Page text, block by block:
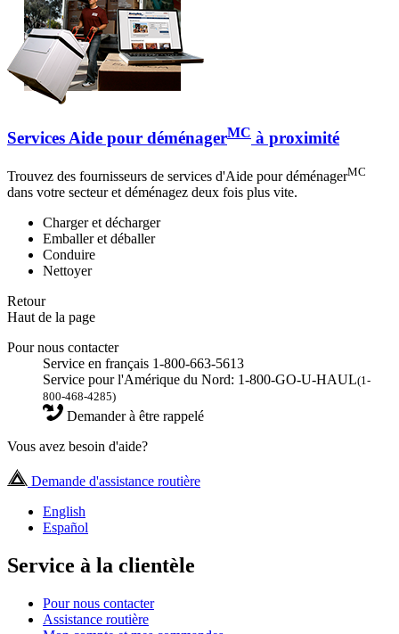
Services Aide pour déménagerMC à proximité
Trouvez des fournisseurs de services d'Aide pour déménagerMC
dans votre secteur et déménagez deux fois plus vite.
Charger et décharger
Emballer et déballer
Conduire
Nettoyer
Retour
Haut de la page
Pour nous contacter
Service en français 1-800-663-5613
Service pour l'Amérique du Nord: 1-800-GO-U-HAUL(1-
800-468-4285)
Demander à être rappelé
Vous avez besoin d'aide?
Demande d'assistance routière
English
Español
Service à la clientèle
Pour nous contacter
Assistance routière